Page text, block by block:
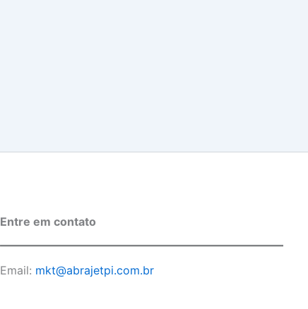
Entre em contato
Email: mkt@abrajetpi.com.br